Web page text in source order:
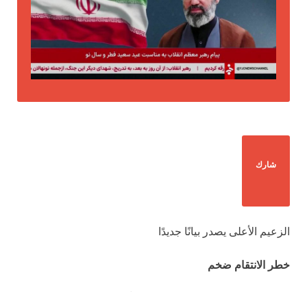
شارك
الزعيم الأعلى يصدر بيانًا جديدًا
خطر الانتقام ضخم